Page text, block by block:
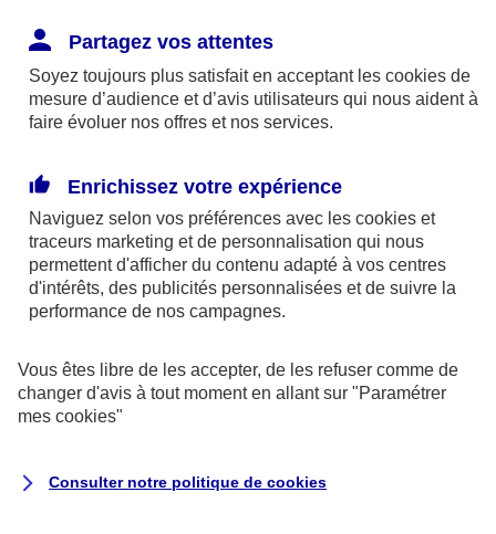
disponibles sur le site axa.fr.
AXA France IARD et AXA France Vie sont
mandataires exclusifs en opérations de
246 et n°13 005 764 (consultable
surwww.orias.fr)
AXA Assistance France Assurances,
S.A au capital de 51 429 430,40 €,
Siège social :
8-10, rue Paul Vaillant Couturier
Partagez vos attentes
Soyez toujours plus satisfait en acceptant les cookies de
mesure d’audience et d’avis utilisateurs qui nous aident à
faire évoluer nos offres et nos services.
Enrichissez votre expérience
Naviguez selon vos préférences avec les cookies et
traceurs marketing et de personnalisation qui nous
permettent d'afficher du contenu adapté à vos centres
d'intérêts, des publicités personnalisées et de suivre la
performance de nos campagnes.
Vous êtes libre de les accepter, de les refuser comme de
changer d'avis à tout moment en allant sur "Paramétrer
mes cookies"
Consulter notre politique de cookies